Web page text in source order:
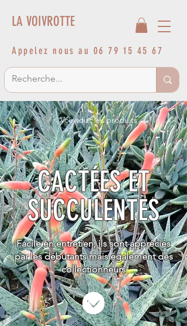
LA VOIVROTTE
Appelez nous au 06 79 15 45 67
< Voir tous les produits
CACTÉES ET
SUCCULENTES
Facile en entretien, ils sont appréciés
par les débutants mais également des
collectionneurs